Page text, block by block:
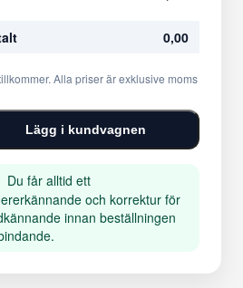
0,00
Alla priser är exklusive moms
Lägg i kundvagnen
Du får alltid ett
och korrektur för
innan beställningen